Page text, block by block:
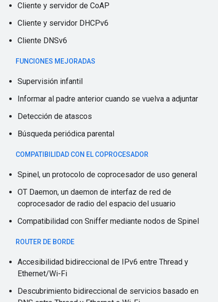
Cliente y servidor de CoAP
Cliente y servidor DHCPv6
Cliente DNSv6
FUNCIONES MEJORADAS
Supervisión infantil
Informar al padre anterior cuando se vuelva a adjuntar
Detección de atascos
Búsqueda periódica parental
COMPATIBILIDAD CON EL COPROCESADOR
Spinel, un protocolo de coprocesador de uso general
OT Daemon, un daemon de interfaz de red de
coprocesador de radio del espacio del usuario
Compatibilidad con Sniffer mediante nodos de Spinel
ROUTER DE BORDE
Accesibilidad bidireccional de IPv6 entre Thread y
Ethernet/Wi-Fi
Descubrimiento bidireccional de servicios basado en